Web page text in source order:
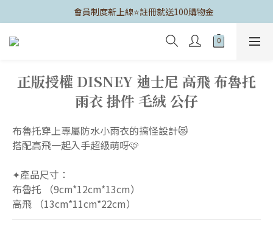
	會員制度新上線⭐️註冊就送100購物金
正版授權 DISNEY 迪士尼 高飛 布魯托
雨衣 掛件 毛絨 公仔
布魯托穿上專屬防水小雨衣的搞怪設計😻
搭配高飛一起入手超級萌呀🩷
✦產品尺寸：
布魯托 （9cm*12cm*13cm）
高飛 （13cm*11cm*22cm）